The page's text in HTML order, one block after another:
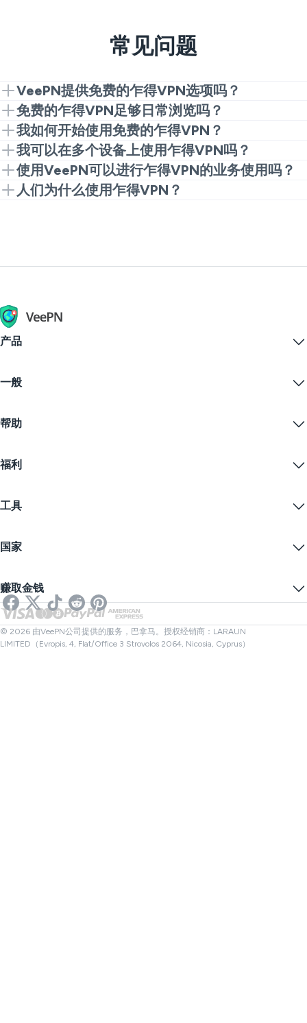
常见问题
VeePN提供免费的乍得VPN选项吗？
是的。你可以使用浏览器扩展作为免费的乍得VPN选项
开始轻度浏览和快速日常使用。
免费的乍得VPN足够日常浏览吗？
对于基本的隐私和更安全的公共Wi-Fi，是的，它可以
满足需求。如果你需要更多的速度或额外的功能，完整
应用程序版本通常会更好。
我如何开始使用免费的乍得VPN？
打开Chrome网上商店，安装扩展，然后按连接。这是
开始的最简单方法，无需浪费时间在设置上。
我可以在多个设备上使用乍得VPN吗？
是的。一个VeePN帐户可以让你同时保护多达10个设
备。
使用VeePN可以进行乍得VPN的业务使用吗？
是的。如果你需要用于工作的私密连接，VeePN可以帮
人们为什么使用乍得VPN？
产品
VPN for macOS
iOS VPN
Firefox
免费VPN
一般
VPN下载
定价
学生优惠
博客
帮助
联系我们
隐私政策
Cookie偏好设置
福利
网络隐私
匿名IP
流媒体用VPN
Netflix VPN
工具
隐藏您的IP
在线短信
链接检查器
文件检查器
国家
英国VPN
加拿大VPN
土耳其VPN
赚取金钱
合作伙伴
© 2026 由VeePN公司提供的服务，巴拿马。授权经销商：LARAUN
LIMITED（Evropis, 4, Flat/Office 3 Strovolos 2064, Nicosia, Cyprus）